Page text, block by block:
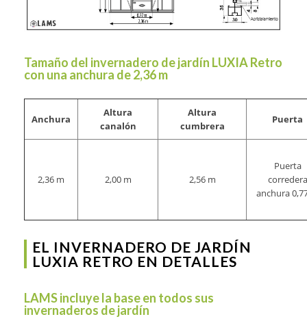
Tamaño del invernadero de jardín LUXIA Retro
con una anchura de 2,36 m
Anchura
Altura
canalón
Altura
cumbrera
Puerta
2,36 m 2,00 m 2,56 m
Puerta
corredera
anchura
EL INVERNADERO DE JARDÍN
LUXIA RETRO EN DETALLES
LAMS incluye la base en todos sus
invernaderos de jardín